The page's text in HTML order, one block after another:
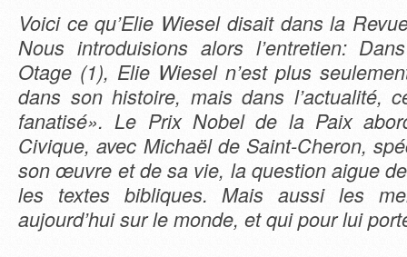
Voici ce qu’Elie Wiesel disait dans la
Nous introduisions alors l’entretien:
Otage (1), Elie Wiesel n’est plus
dans son histoire, mais dans l’actualité,
fanatisé». Le Prix Nobel de la Paix
Civique, avec Michaël de Saint-Cheron,
son œuvre et de sa vie, la question aigue
les textes bibliques. Mais aussi les
aujourd’hui sur le monde, et qui pour lui